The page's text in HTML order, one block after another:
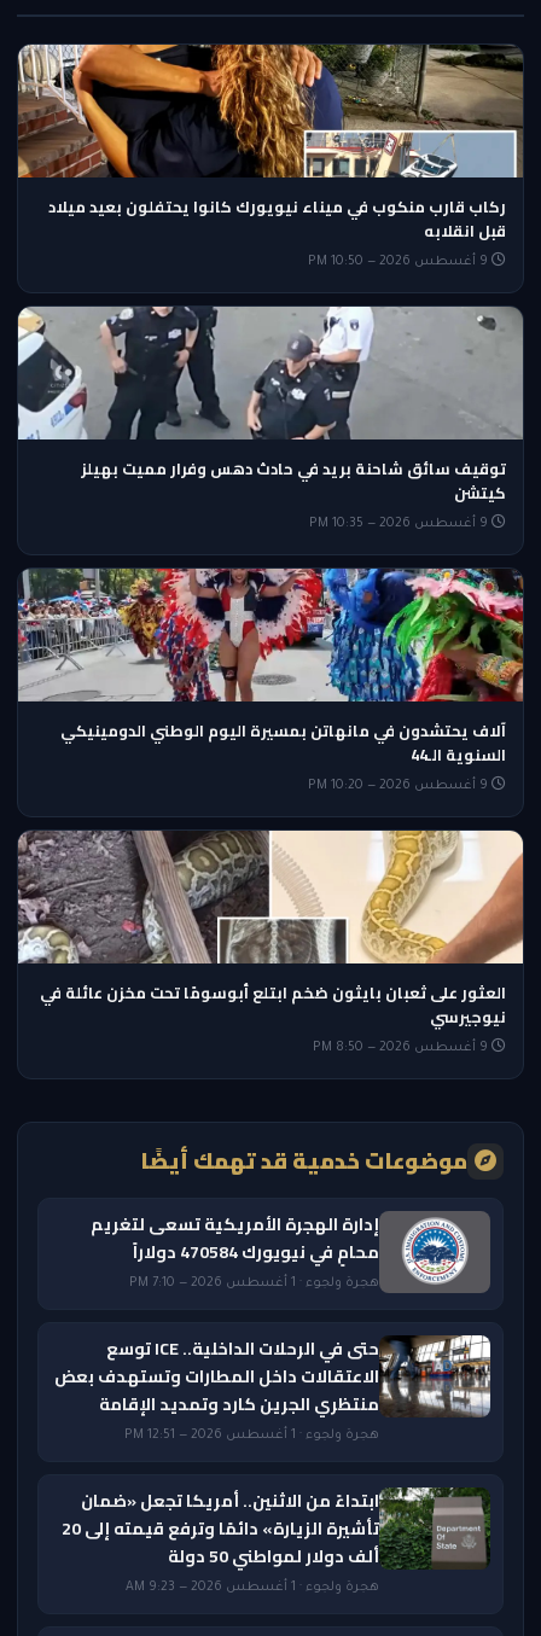
ركاب قارب منكوب في ميناء نيويورك كانوا يحتفلون بعيد ميلاد
قبل انقلابه
توقيف سائق شاحنة بريد في حادث دهس وفرار مميت بهيلز
كيتشن
آلاف يحتشدون في مانهاتن بمسيرة اليوم الوطني الدومينيكي
السنوية الـ44
العثور على ثعبان بايثون ضخم ابتلع أبوسومًا تحت مخزن عائلة في
نيوجيرسي
موضوعات خدمية قد تهمك أيضًا
إدارة الهجرة الأمريكية تسعى لتغريم
محامٍ في نيويورك 470584 دولاراً
هجرة ولجوء · 1 أغسطس 2026 — 7:10 PM
حتى في الرحلات الداخلية.. ICE توسع
الاعتقالات داخل المطارات وتستهدف بعض
منتظري الجرين كارد وتمديد الإقامة
هجرة ولجوء · 1 أغسطس 2026 — 12:51 PM
ابتداءً من الاثنين.. أمريكا تجعل «ضمان
تأشيرة الزيارة» دائمًا وترفع قيمته إلى 20
ألف دولار لمواطني 50 دولة
هجرة ولجوء · 1 أغسطس 2026 — 9:23 AM